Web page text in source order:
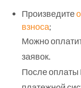
Произведите
взноса;
Можно
заявок.
После оплаты